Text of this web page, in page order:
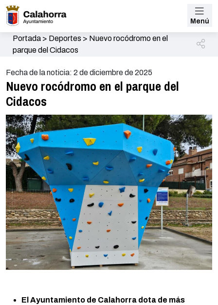
Menú
Portada> Deportes > Nuevo rocódromo en el
parque del Cidacos
Fecha de la noticia: 2 de diciembre de 2025
Nuevo rocódromo en el parque del
Cidacos
El Ayuntamiento de Calahorra dota de más